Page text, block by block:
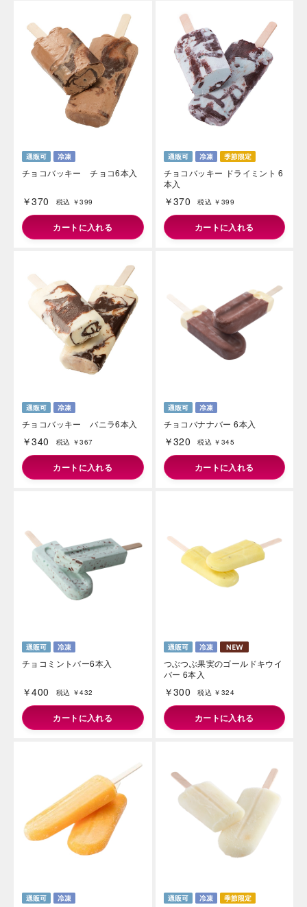
チョコバッキー チョコ6本入
￥370 税込 ￥399
カートに入れる
チョコバッキー ドライミント 6
本入
￥370 税込 ￥399
カートに入れる
チョコバッキー バニラ6本入
￥340 税込 ￥367
カートに入れる
チョコバナナバー 6本入
￥320 税込 ￥345
カートに入れる
チョコミントバー6本入
￥400 税込 ￥432
カートに入れる
つぶつぶ果実のゴールドキウイ
バー 6本入
￥300 税込 ￥324
カートに入れる